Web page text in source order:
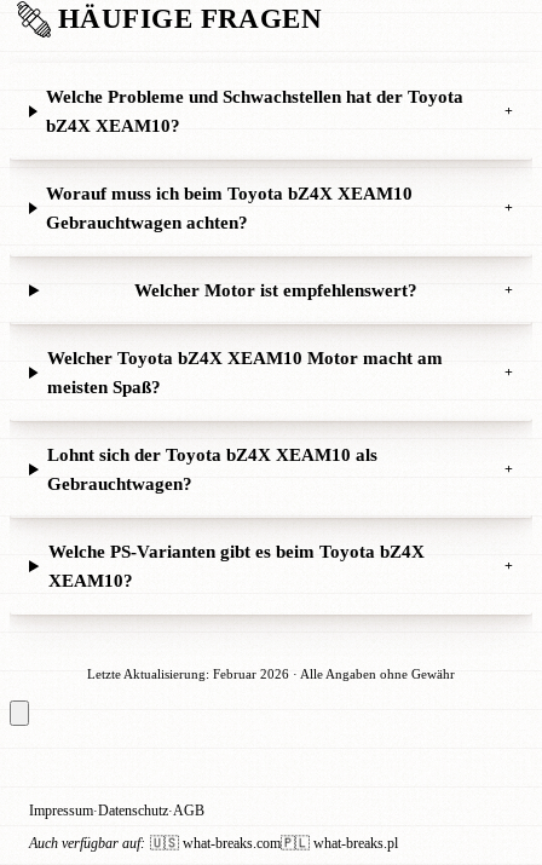
HÄUFIGE FRAGEN
Welche Probleme und Schwachstellen hat der Toyota
bZ4X XEAM10?
+
Worauf muss ich beim Toyota bZ4X XEAM10
Gebrauchtwagen achten?
+
Welcher Motor ist empfehlenswert? +
Welcher Toyota bZ4X XEAM10 Motor macht am
meisten Spaß?
+
Lohnt sich der Toyota bZ4X XEAM10 als
Gebrauchtwagen?
+
Welche PS-Varianten gibt es beim Toyota bZ4X
XEAM10?
+
Letzte Aktualisierung: Februar 2026 · Alle Angaben ohne Gewähr
Impressum·Datenschutz·AGB
Auch verfügbar auf: 🇺🇸 what-breaks.com🇵🇱 what-breaks.pl